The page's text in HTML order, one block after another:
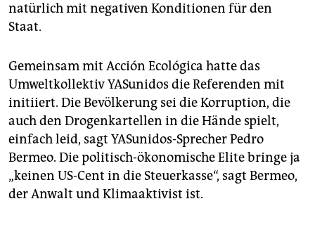
natürlich mit negativen Konditionen für den
Staat.
Gemeinsam mit Acción Ecológica hatte das
Umweltkollektiv YASunidos die Referenden mit
initiiert. Die Bevölkerung sei die Korruption, die
auch den Drogenkartellen in die Hände spielt,
einfach leid, sagt YASunidos-Sprecher Pedro
Bermeo. Die politisch-ökonomische Elite bringe ja
„keinen US-Cent in die Steuerkasse“, sagt Bermeo,
der Anwalt und Klimaaktivist ist.